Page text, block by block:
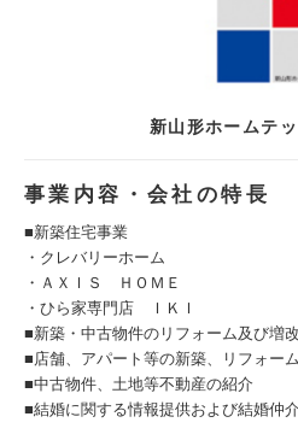
新山形ホームテ
事業内容・会社の特長
■新築住宅事業
・クレバリーホーム
・ＡＸＩＳ ＨＯＭＥ
・ひら家専門店 ＩＫＩ
■新築・中古物件のリフォーム及び増
■店舗、アパート等の新築、リフォー
■中古物件、土地等不動産の紹介
■結婚に関する情報提供および結婚仲